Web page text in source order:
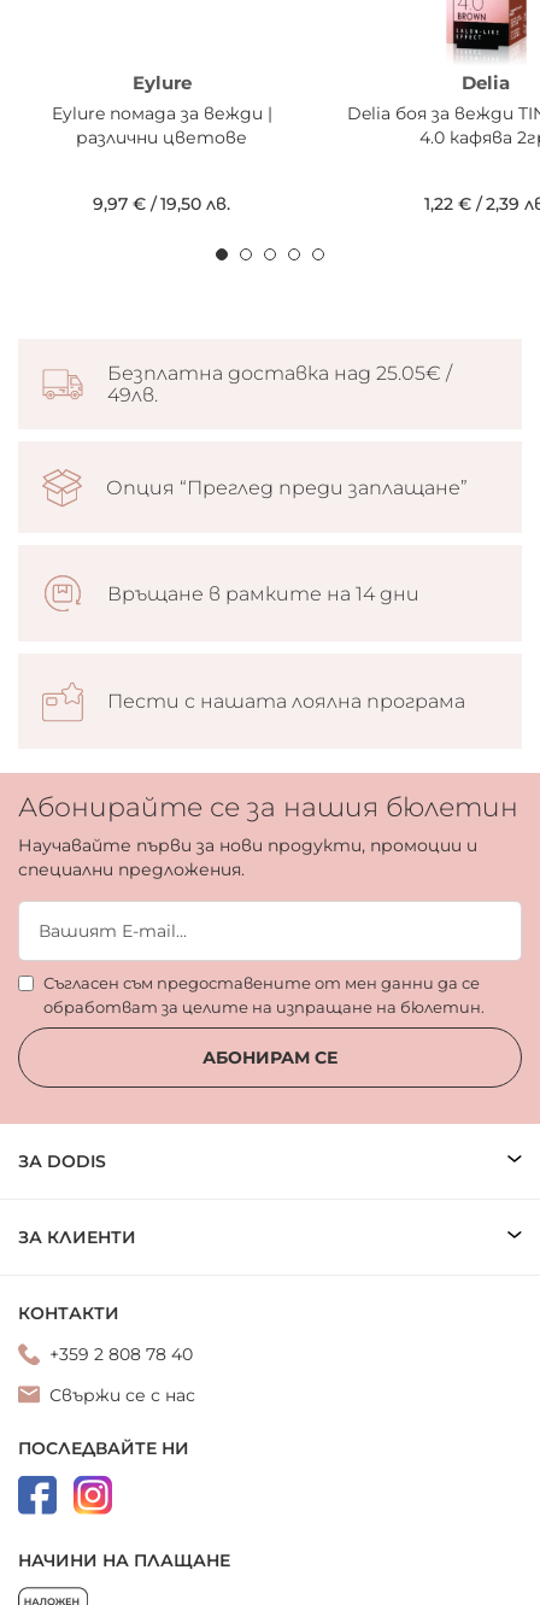
Eylure
Eylure помада за вежди |
различни цветове
9,97 € /19,50 лв.
Delia
Delia боя за вежди
4.0 кафява
1,22 €/2,39
Безплатна доставка над 25.05€ /
49лв.
Опция “Преглед преди заплащане”
Връщане в рамките на 14 дни
Пести с нашата лоялна програма
Абонирайте се за нашия бюлетин
Научавайте първи за нови продукти, промоции и
специални предложения.
Съгласен съм предоставените от мен данни да се
обработват за целите на изпращане на бюлетин.
АБОНИРАМ СЕ
ЗА DODIS
ЗА КЛИЕНТИ
КОНТАКТИ
+359 2 808 78 40
Свържи се с нас
ПОСЛЕДВАЙТЕ НИ
НАЧИНИ НА ПЛАЩАНЕ